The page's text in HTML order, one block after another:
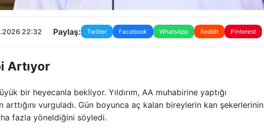
22:32 Paylaş: Twitter Facebook WhatsApp Reddit Pinterest
Artıyor
bir heyecanla bekliyor. Yıldırım, AA muhabirine yaptığı
vurguladı. Gün boyunca aç kalan bireylerin kan şekerlerinin
fazla yöneldiğini söyledi.